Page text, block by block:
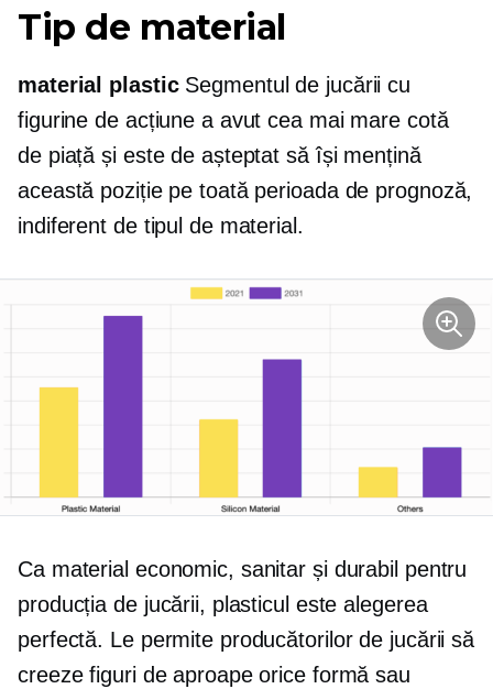
Tip de material
material plasticSegmentul de jucării cu
figurine de acțiune a avut cea mai mare cotă
de piață și este de așteptat să își mențină
această poziție pe toată perioada de prognoză,
indiferent de tipul de material.
Ca material economic, sanitar și durabil pentru
producția de jucării, plasticul este alegerea
perfectă. Le permite producătorilor de jucării să
creeze figuri de aproape orice formă sau